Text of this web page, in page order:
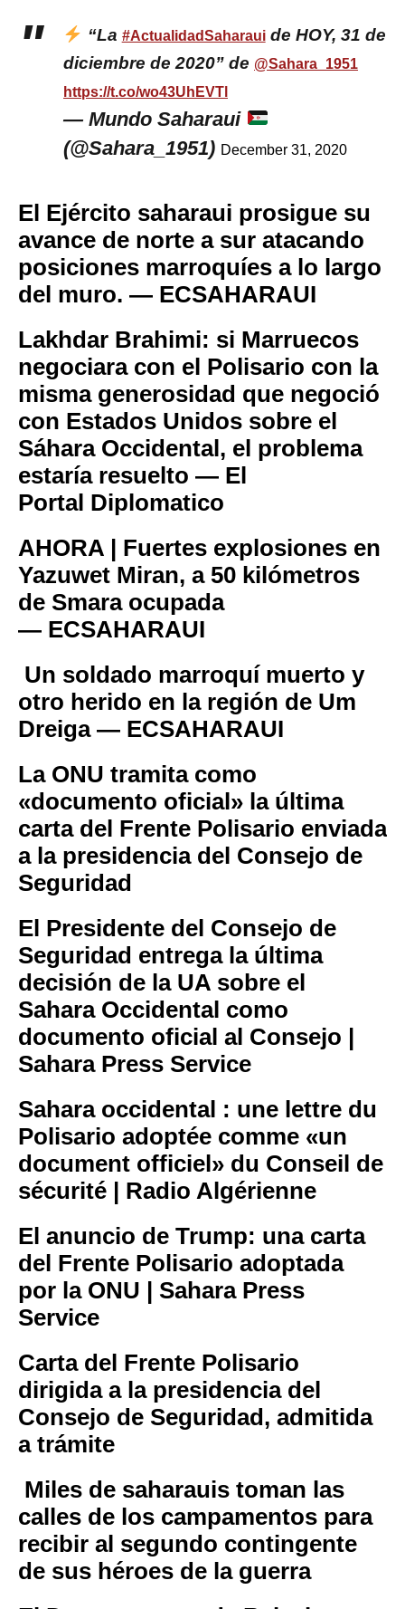
“La #ActualidadSaharauide HOY, 31 de
diciembre de 2020” de @Sahara_1951
https://t.co/wo43UhEVTl
— Mundo Saharaui
(@Sahara_1951) December 31, 2020
El Ejército saharaui prosigue su
avance de norte a sur atacando
posiciones marroquíes a lo largo
del muro. — ECSAHARAUI
Lakhdar Brahimi: si Marruecos
negociara con el Polisario con la
misma generosidad que negoció
con Estados Unidos sobre el
Sáhara Occidental, el problema
estaría resuelto — El
Portal Diplomatico
AHORA | Fuertes explosiones en
Yazuwet Miran, a 50 kilómetros
de Smara ocupada
— ECSAHARAUI
Un soldado marroquí muerto y
otro herido en la región de Um
Dreiga — ECSAHARAUI
La ONU tramita como
«documento oficial» la última
carta del Frente Polisario enviada
a la presidencia del Consejo de
Seguridad
El Presidente del Consejo de
Seguridad entrega la última
decisión de la UA sobre el
Sahara Occidental como
documento oficial al Consejo |
Sahara Press Service
Sahara occidental : une lettre du
Polisario adoptée comme «un
document officiel» du Conseil de
sécurité | Radio Algérienne
El anuncio de Trump: una carta
del Frente Polisario adoptada
por la ONU | Sahara Press
Service
Carta del Frente Polisario
dirigida a la presidencia del
Consejo de Seguridad, admitida
a trámite
Miles de saharauis toman las
calles de los campamentos para
recibir al segundo contingente
de sus héroes de la guerra